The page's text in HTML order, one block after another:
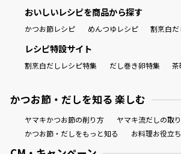
おいしいレシピを商品から探す
かつお節レシピ めんつゆレシピ 割烹白
レシピ特設サイト
割烹白だしレシピ特集 だし巻き卵特集 茶
かつお節・だしを知る 楽しむ
ヤマキかつお節の削り方
ヤマキ流だしの取
かつお節・だしをもっと知る
お料理お役立